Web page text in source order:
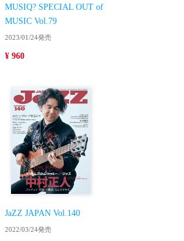
MUSIQ? SPECIAL OUT of
MUSIC Vol.79
2023/01/24発売
¥ 960
JaZZ JAPAN Vol.140
2022/03/24発売